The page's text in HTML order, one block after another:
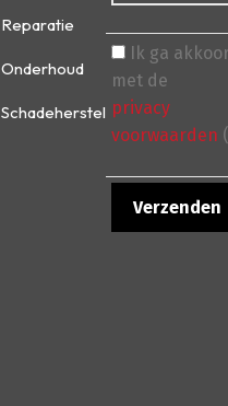
Reparatie
Onderhoud
Schadeherstel
Ik ga
met de
privacy
voorwaarden